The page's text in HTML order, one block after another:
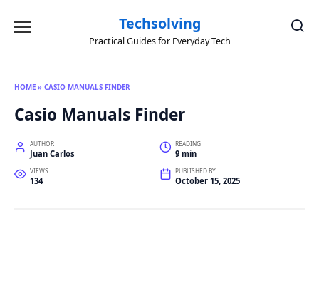
content
Techsolving
Practical Guides for Everyday Tech
HOME » CASIO MANUALS FINDER
Casio Manuals Finder
AUTHOR
Juan Carlos
READING
9 min
VIEWS
134
PUBLISHED BY
October 15, 2025